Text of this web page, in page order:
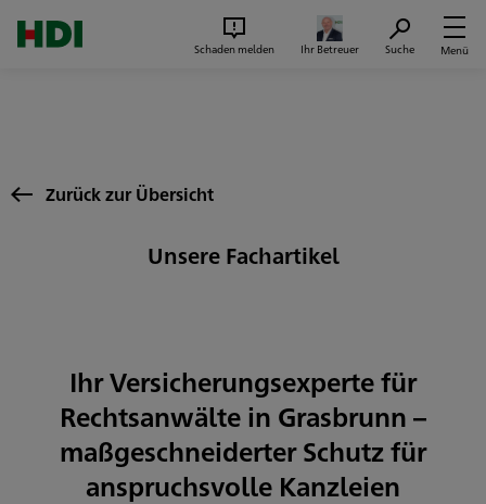
Schaden melden Ihr Betreuer Suche Menü
Zurück zur Übersicht
Unsere Fachartikel
Ihr Versicherungsexperte für
Rechtsanwälte in Grasbrunn –
maßgeschneiderter Schutz für
anspruchsvolle Kanzleien